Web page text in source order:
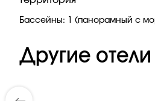
Бассейны: 1 (панорамный с
Другие